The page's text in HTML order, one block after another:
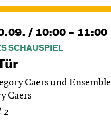
/ 10:00 – 11:00
SCHAUSPIEL
Caers und Ensemble
Caers
2